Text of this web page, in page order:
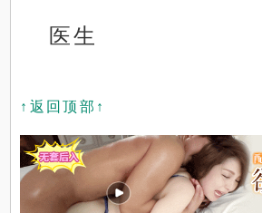
医生
↑返回顶部↑